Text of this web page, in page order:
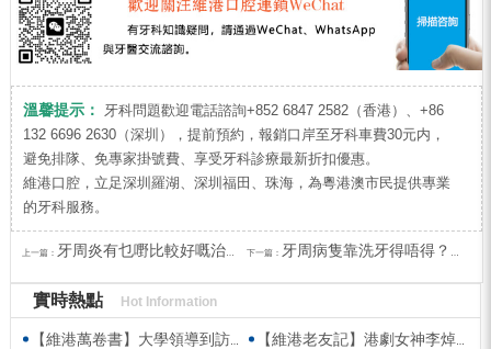
溫馨提示：
牙科問題歡迎電話諮詢+852 6847 2582（香港）、+86
132 6696 2630（深圳），提前預約，報銷口岸至牙科車費30元内，
避免排隊、免專家掛號費、享受牙科診療最新折扣優惠。
維港口腔，立足深圳羅湖、深圳福田、珠海，為粵港澳市民提供專業
的牙科服務。
上一篇： 牙周炎有乜嘢比較好嘅治療方法？深圳牙周治療收費？ 下一篇： 牙周病隻靠洗牙得唔得？深圳牙周治療幾多錢？
實時熱點 Hot Information
【維港萬卷書】大學領導到訪維港口腔參觀交流 高度讚賞院感消毒與規範化管理
【維港老友記】港劇女神李焯寧現身維港口腔擔任一日店長，分享護牙心得